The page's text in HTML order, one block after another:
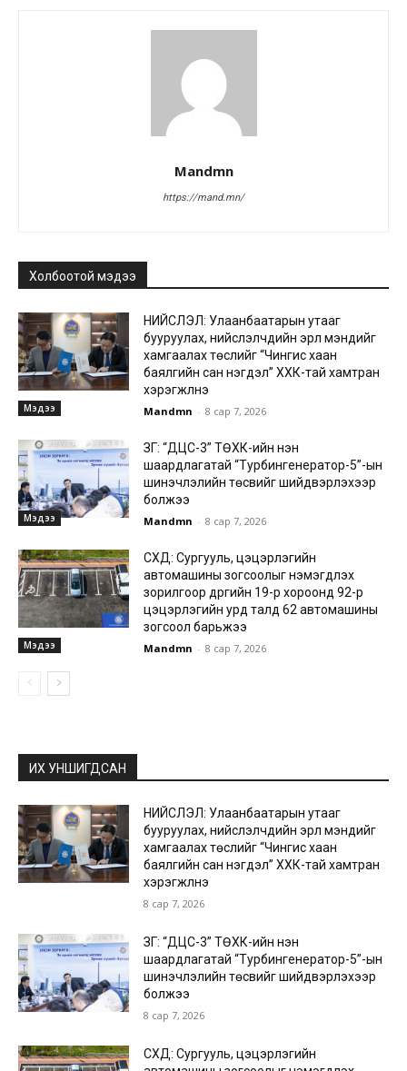
Mandmn
https://mand.mn/
Холбоотой мэдээ
Мэдээ
НИЙСЛЭЛ: Улаанбаатарын утааг
бууруулах, нийслэлчүүдийн эрүүл мэндийг
хамгаалах төслийг “Чингис хаан
баялгийн сан нэгдэл” ХХК-тай хамтран
хэрэгжүүлнэ
Mandmn - 8 сар 7, 2026
Мэдээ
ЗГ: “ДЦС-3” ТӨХК-ийн нэн
шаардлагатай “Турбингенератор-5”-ын
шинэчлэлийн төсвийг шийдвэрлэхээр
болжээ
Mandmn - 8 сар 7, 2026
Мэдээ
СХД: Сургууль, цэцэрлэгийн
автомашины зогсоолыг нэмэгдүүлэх
зорилгоор дүүргийн 19-р хороонд 92-р
цэцэрлэгийн урд талд 62 автомашины
зогсоол барьжээ
Mandmn - 8 сар 7, 2026
ИХ УНШИГДСАН
НИЙСЛЭЛ: Улаанбаатарын утааг
бууруулах, нийслэлчүүдийн эрүүл мэндийг
хамгаалах төслийг “Чингис хаан
баялгийн сан нэгдэл” ХХК-тай хамтран
хэрэгжүүлнэ
8 сар 7, 2026
ЗГ: “ДЦС-3” ТӨХК-ийн нэн
шаардлагатай “Турбингенератор-5”-ын
шинэчлэлийн төсвийг шийдвэрлэхээр
болжээ
8 сар 7, 2026
СХД: Сургууль, цэцэрлэгийн